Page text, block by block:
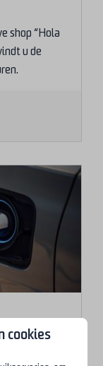
shop “Hola
u de
cookies